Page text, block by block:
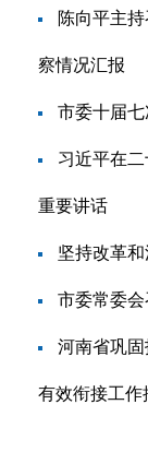
陈向平主
察情况汇报
市委十届
习近平在
重要讲话
坚持改革
市委常委
河南省巩
有效衔接工作